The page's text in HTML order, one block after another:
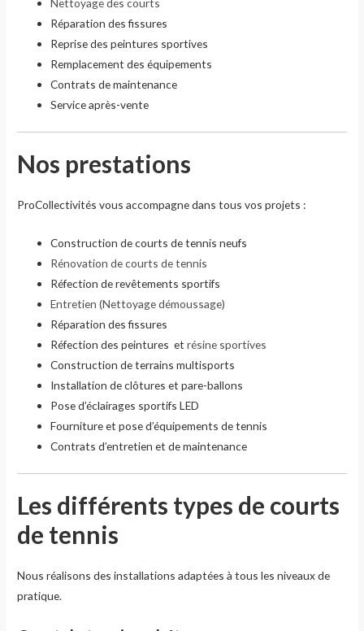
Nettoyage des courts
Réparation des fissures
Reprise des peintures sportives
Remplacement des équipements
Contrats de maintenance
Service après-vente
Nos prestations
ProCollectivités vous accompagne dans tous vos projets :
Construction de courts de tennis neufs
Rénovation de courts de tennis
Réfection de revêtements sportifs
Entretien (Nettoyage démoussage)
Réparation des fissures
Réfection des peintures et résine sportives
Construction de terrains multisports
Installation de clôtures et pare-ballons
Pose d’éclairages sportifs LED
Fourniture et pose d’équipements de tennis
Contrats d’entretien et de maintenance
Les différents types de courts
de tennis
Nous réalisons des installations adaptées à tous les niveaux de
pratique.